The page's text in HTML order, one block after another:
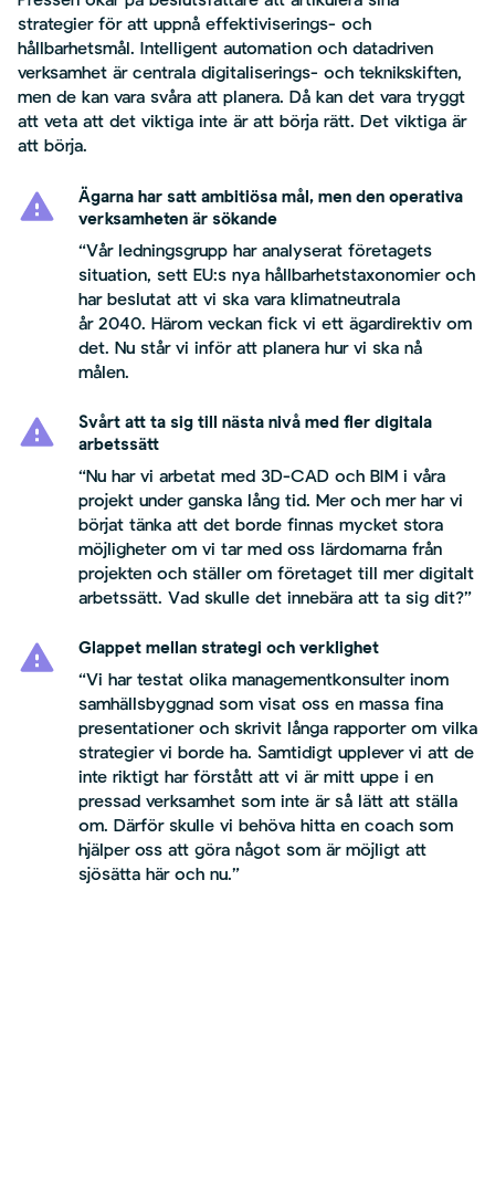
strategier för att uppnå effektiviserings- och
hållbarhetsmål. Intelligent automation och datadriven
verksamhet är centrala digitaliserings- och teknikskiften,
men de kan vara svåra att planera. Då kan det vara tryggt
att veta att det viktiga inte är att börja rätt. Det viktiga är
att börja.
Ägarna har satt ambitiösa mål, men den operativa
verksamheten är sökande
“Vår ledningsgrupp har analyserat företagets
situation, sett EU:s nya hållbarhetstaxonomier och
har beslutat att vi ska vara klimatneutrala
år 2040. Härom veckan fick vi ett ägardirektiv om
det. Nu står vi inför att planera hur vi ska nå
målen.
Svårt att ta sig till nästa nivå med fler digitala
arbetssätt
“Nu har vi arbetat med 3D-CAD och BIM i våra
projekt under ganska lång tid. Mer och mer har vi
börjat tänka att det borde finnas mycket stora
möjligheter om vi tar med oss lärdomarna från
projekten och ställer om företaget till mer digitalt
arbetssätt. Vad skulle det innebära att ta sig dit?”
Glappet mellan strategi och verklighet
“Vi har testat olika managementkonsulter inom
samhällsbyggnad som visat oss en massa fina
presentationer och skrivit långa rapporter om vilka
strategier vi borde ha. Samtidigt upplever vi att de
inte riktigt har förstått att vi är mitt uppe i en
pressad verksamhet som inte är så lätt att ställa
om. Därför skulle vi behöva hitta en coach som
hjälper oss att göra något som är möjligt att
sjösätta här och nu.”